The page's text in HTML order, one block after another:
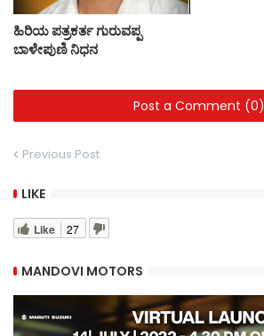
ಹಿರಿಯ ಪತ್ರಕರ್ತ ಗುರುವಪ್ಪ
ಬಾಳೇಪುಣಿ ನಿಧನ
Post a Comment (0)
Previous Post
LIKE
Like 27
MANDOVI MOTORS